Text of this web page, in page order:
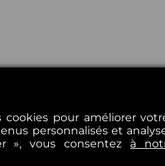
pour améliorer
personnalisés et
», vous consentez à